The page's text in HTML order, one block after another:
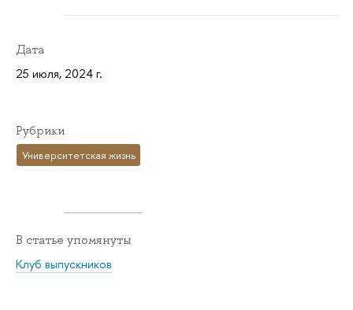
Дата
25 июля, 2024 г.
Рубрики
Университетская жизнь
В статье упомянуты
Клуб выпускников